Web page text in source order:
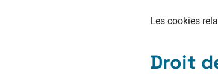
Les cookies
Droit